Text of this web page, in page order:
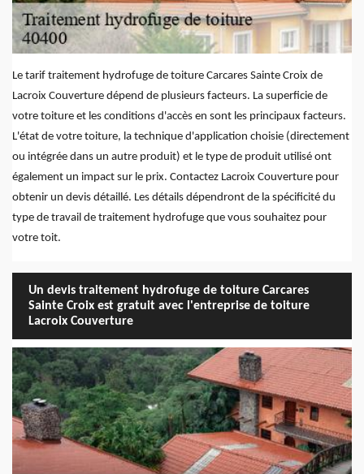
Le tarif traitement hydrofuge de toiture Carcares Sainte Croix de
Lacroix Couverture dépend de plusieurs facteurs. La superficie de
votre toiture et les conditions d'accès en sont les principaux facteurs.
L'état de votre toiture, la technique d'application choisie (directement
ou intégrée dans un autre produit) et le type de produit utilisé ont
également un impact sur le prix. Contactez Lacroix Couverture pour
obtenir un devis détaillé. Les détails dépendront de la spécificité du
type de travail de traitement hydrofuge que vous souhaitez pour
votre toit.
Un devis traitement hydrofuge de toiture Carcares
Sainte Croix est gratuit avec l'entreprise de toiture
Lacroix Couverture